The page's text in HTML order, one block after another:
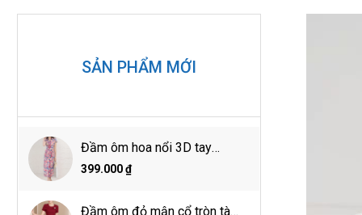
SẢN PHẨM MỚI
Đầm ôm hoa nổi 3D tay
ngắn cổ đức
399.000 ₫
Đầm ôm đỏ mận cổ tròn tà